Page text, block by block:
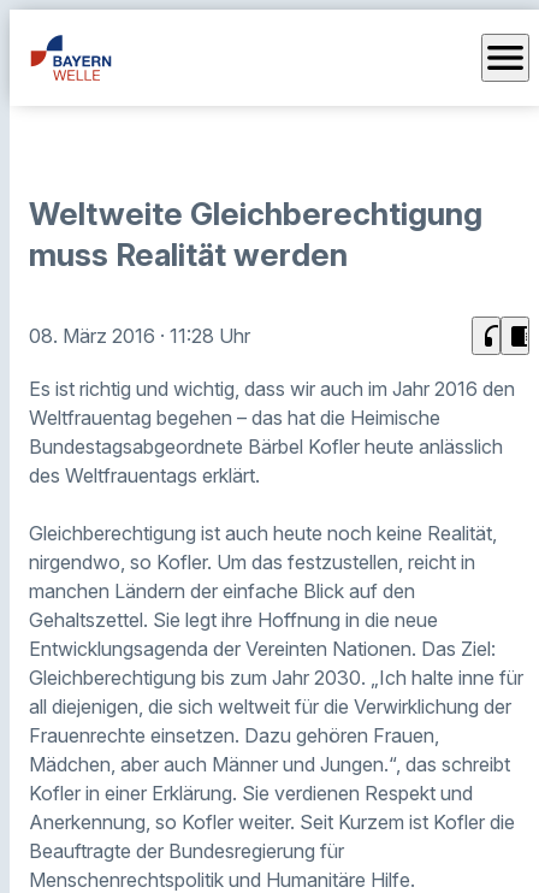
menu
Weltweite Gleichberechtigung
muss Realität werden
08. März 2016 · 11:28 Uhr headphones chrome_reader_mode
Es ist richtig und wichtig, dass wir auch im Jahr 2016 den
Weltfrauentag begehen – das hat die Heimische
Bundestagsabgeordnete Bärbel Kofler heute anlässlich
des Weltfrauentags erklärt.
Gleichberechtigung ist auch heute noch keine Realität,
nirgendwo, so Kofler. Um das festzustellen, reicht in
manchen Ländern der einfache Blick auf den
Gehaltszettel. Sie legt ihre Hoffnung in die neue
Entwicklungsagenda der Vereinten Nationen. Das Ziel:
Gleichberechtigung bis zum Jahr 2030. „Ich halte inne für
all diejenigen, die sich weltweit für die Verwirklichung der
Frauenrechte einsetzen. Dazu gehören Frauen,
Mädchen, aber auch Männer und Jungen.“, das schreibt
Kofler in einer Erklärung. Sie verdienen Respekt und
Anerkennung, so Kofler weiter. Seit Kurzem ist Kofler die
Beauftragte der Bundesregierung für
Menschenrechtspolitik und Humanitäre Hilfe.